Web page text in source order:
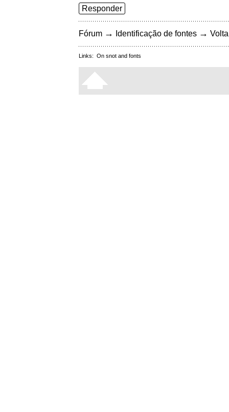
Responder
Fórum → Identificação de fontes →
Links: On snot and fonts